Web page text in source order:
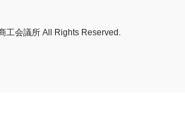
工会議所 All Rights Reserved.